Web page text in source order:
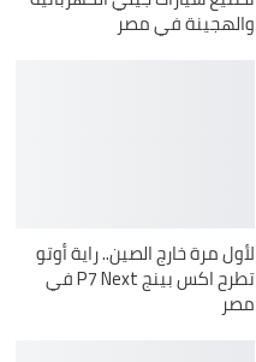
والهجينة في مصر
لأول مرة خارج الصين.. راية أوتو
تطرح اكس بينج P7 Next في
مصر